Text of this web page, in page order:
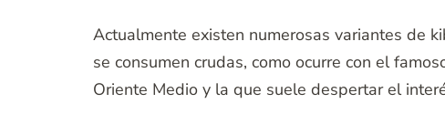
Actualmente existen numerosas variantes de
se consumen crudas, como ocurre con el
Oriente Medio y la que suele despertar el